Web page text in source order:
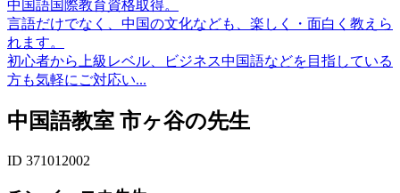
中国語国際教育資格取得。
言語だけでなく、中国の文化なども、楽しく・面白く教えら
れます。
初心者から上級レベル、ビジネス中国語などを目指している
方も気軽にご対応い...
中国語教室 市ヶ谷の先生
ID 371012002